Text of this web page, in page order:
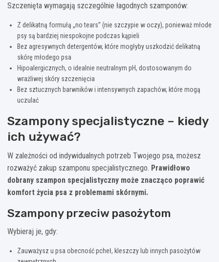
Szczenięta wymagają szczególnie łagodnych szamponów:
Z delikatną formułą „no tears” (nie szczypie w oczy), ponieważ młode
psy są bardziej niespokojne podczas kąpieli
Bez agresywnych detergentów, które mogłyby uszkodzić delikatną
skórę młodego psa
Hipoalergicznych, o idealnie neutralnym pH, dostosowanym do
wrażliwej skóry szczenięcia
Bez sztucznych barwników i intensywnych zapachów, które mogą
uczulać
Szampony specjalistyczne – kiedy
ich używać?
W zależności od indywidualnych potrzeb Twojego psa, możesz
rozważyć zakup szamponu specjalistycznego. Prawidłowo
dobrany szampon specjalistyczny może znacząco poprawić
komfort życia psa z problemami skórnymi.
Szampony przeciw pasożytom
Wybieraj je, gdy:
Zauważysz u psa obecność pcheł, kleszczy lub innych pasożytów